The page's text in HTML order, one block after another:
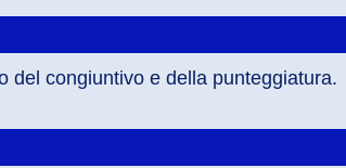
del congiuntivo e della punteggiatura.